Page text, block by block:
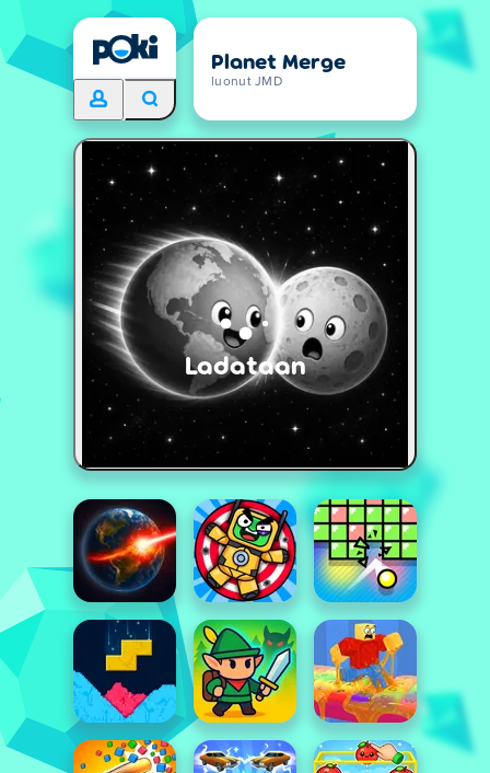
Planet Merge
luonut JMD
Ladataan